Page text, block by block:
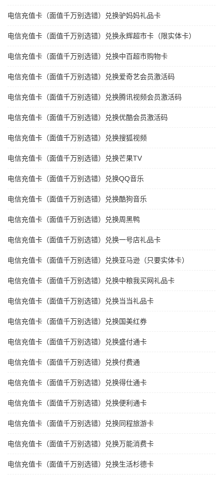
电信充值卡（面值千万别选错）兑换驴妈妈礼品卡
电信充值卡（面值千万别选错）兑换永辉超市卡（限实体卡）
电信充值卡（面值千万别选错）兑换中百超市购物卡
电信充值卡（面值千万别选错）兑换爱奇艺会员激活码
电信充值卡（面值千万别选错）兑换腾讯视频会员激活码
电信充值卡（面值千万别选错）兑换优酷会员激活码
电信充值卡（面值千万别选错）兑换搜狐视频
电信充值卡（面值千万别选错）兑换芒果TV
电信充值卡（面值千万别选错）兑换QQ音乐
电信充值卡（面值千万别选错）兑换酷狗音乐
电信充值卡（面值千万别选错）兑换周黑鸭
电信充值卡（面值千万别选错）兑换一号店礼品卡
电信充值卡（面值千万别选错）兑换亚马逊（只要实体卡）
电信充值卡（面值千万别选错）兑换中粮我买网礼品卡
电信充值卡（面值千万别选错）兑换当当礼品卡
电信充值卡（面值千万别选错）兑换国美红券
电信充值卡（面值千万别选错）兑换盛付通卡
电信充值卡（面值千万别选错）兑换付费通
电信充值卡（面值千万别选错）兑换得仕通卡
电信充值卡（面值千万别选错）兑换便利通卡
电信充值卡（面值千万别选错）兑换同程旅游卡
电信充值卡（面值千万别选错）兑换万能消费卡
电信充值卡（面值千万别选错）兑换生活杉德卡